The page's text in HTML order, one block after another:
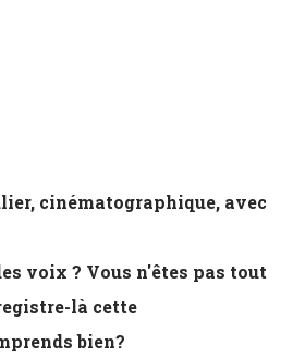
cinématographique, avec
voix ? Vous n'êtes pas tout
là cette
bien?